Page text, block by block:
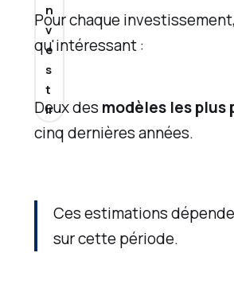
Pour chaque
qu'intéressant :
Deux des modèles les plus
cinq dernières années.
Ces estimations
sur cette période.
c
a
M
e
n
v
e
s
t
ir